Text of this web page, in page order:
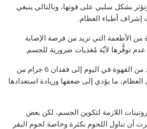
بشكل سلبي على قوتها، وبالتالي ينبغي
إشراف أطباء العظام.
من الأطعمة التي تزيد من فرصة الإصابة
توفُّرها لأيّة مُغذيات ضرورية للجسم.
تؤدي تناول فنجان واحد من القهوة في اليوم إلى فقدان 6 جرام من
العظام، ما يؤدي إلى ضعفها وزيادة استعدادها
اللازمة لتكوين الجسم، لكن بعض
أن تناول اللحوم بكثرة وخاصة لحوم البقر